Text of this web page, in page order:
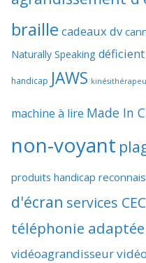
braille cadeaux dv
Naturally Speaking
handicap JAWS
machine à lire Made In
non-voyant
produits handicap
d'écran services
téléphonie
vidéoagrandisseur